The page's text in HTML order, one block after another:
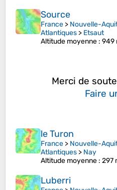
Source
France > Nouvelle-
Atlantiques > Etsaut
Altitude moyenne : 949
Merci de
Faire
le Turon
France > Nouvelle-
Atlantiques > Nay
Altitude moyenne : 297
Luberri